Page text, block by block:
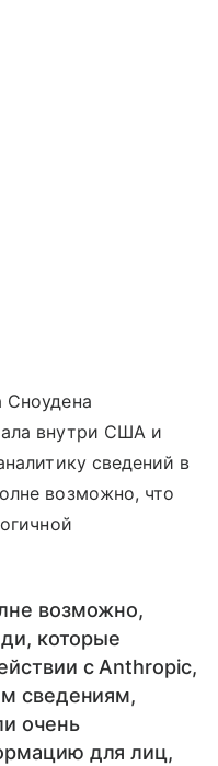
внутри США и
сведений в
возможно, что
возможно,
которые
с Anthropic,
сведениям,
очень
для лиц,